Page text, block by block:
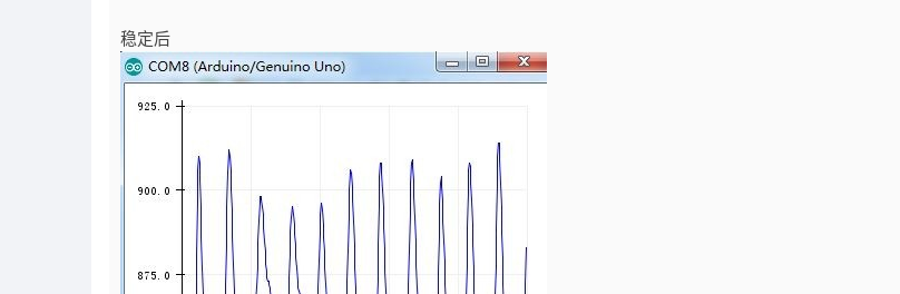
稳定后